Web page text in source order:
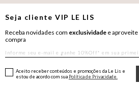
Seja clienteVIP LE LIS
Receba novidades com exclusividade e aproveite
compra
Aceito receber conteúdos e promoções da Le Lis e
estou de acordo com sua Política de Privacidade.